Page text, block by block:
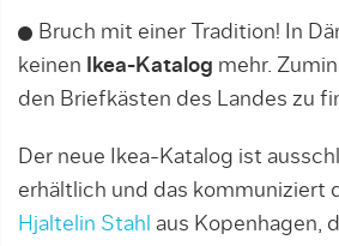
Bruch mit einer Tradition! In
keinen
Ikea-Katalog mehr.
den Briefkästen des Landes zu
Der neue Ikea-Katalog ist
erhältlich und das kommuniziert
Hjaltelin Stahl aus Kopenhagen,